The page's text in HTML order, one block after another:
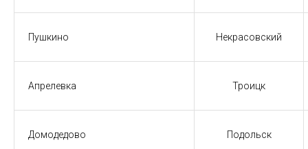
Пушкино Некрасовский
Апрелевка Троицк
Домодедово Подольск